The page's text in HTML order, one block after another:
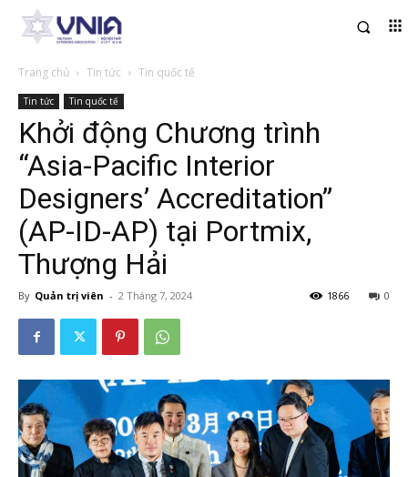
Trang chủ Tin tức Tin quốc tế
Tin tức Tin quốc tế
Khởi động Chương trình
“Asia-Pacific Interior
Designers’ Accreditation”
(AP-ID-AP) tại Portmix,
Thượng Hải
By Quản trị viên - 2 Tháng 7, 2024 0
1866